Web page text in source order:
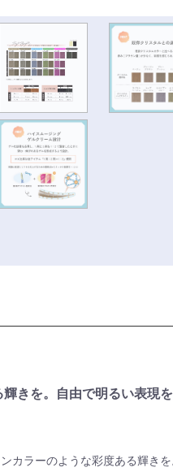
きを。自由で明るい表現
カラーのような彩度ある輝きを